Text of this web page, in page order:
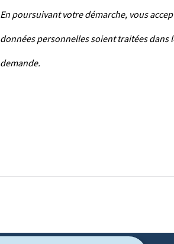
En poursuivant votre démarche, vous
données personnelles soient traitées dans
demande.